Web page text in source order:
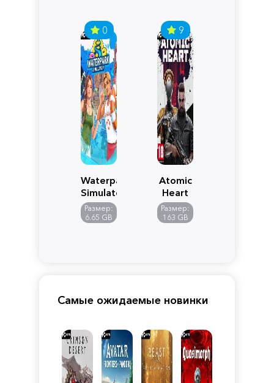
0
Waterpark
Simulator
Размер:
6.65 GB
9
Atomic
Heart
Размер:
163 GB
Самые ожидаемые новинки